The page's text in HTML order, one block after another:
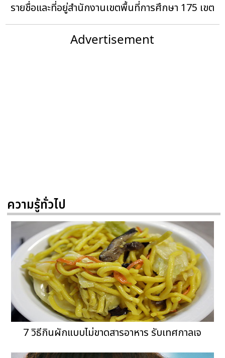
รายชื่อและที่อยู่สำนักงานเขตพื้นที่การศึกษา 175 เขต
Advertisement
ความรู้ทั่วไป
7 วิธีกินผักแบบไม่ขาดสารอาหาร รับเทศกาลเจ